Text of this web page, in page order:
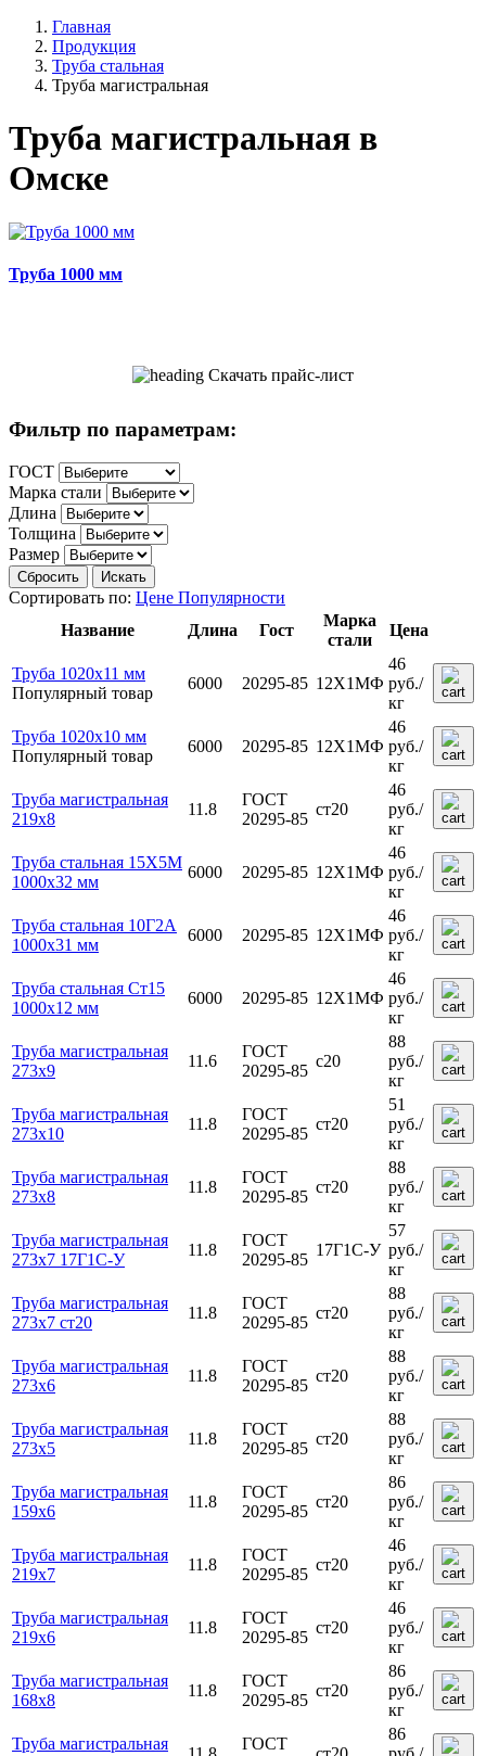
Главная
Продукция
Труба стальная
Труба магистральная
Труба магистральная в
Омске
Труба 1000 мм
Скачать прайс-лист
Фильтр по параметрам:
ГОСТ
Марка стали
Длина
Толщина
Размер
Сбросить Искать
Сортировать по: Цене Популярности
Название
Длина Гост
Марка
стали
Цена
Труба 1020х11 мм
Популярный товар
6000 20295-85 12Х1МФ
46
руб./
кг
Труба 1020х10 мм
Популярный товар
6000 20295-85 12Х1МФ
46
руб./
кг
Труба магистральная
219х8
11.8
ГОСТ
20295-85
ст20
46
руб./
кг
Труба стальная 15Х5М
1000х32 мм
6000 20295-85 12Х1МФ
46
руб./
кг
Труба стальная 10Г2А
1000х31 мм
6000 20295-85 12Х1МФ
46
руб./
кг
Труба стальная Ст15
1000х12 мм
6000 20295-85 12Х1МФ
46
руб./
кг
Труба магистральная
273х9
11.6
ГОСТ
20295-85
с20
88
руб./
кг
Труба магистральная
273х10
11.8
ГОСТ
20295-85
ст20
51
руб./
кг
Труба магистральная
273х8
11.8
ГОСТ
20295-85
ст20
88
руб./
кг
Труба магистральная
273х7 17Г1С-У
11.8
ГОСТ
20295-85
17Г1С-У
57
руб./
кг
Труба магистральная
273х7 ст20
11.8
ГОСТ
20295-85
ст20
88
руб./
кг
Труба магистральная
273х6
11.8
ГОСТ
20295-85
ст20
88
руб./
кг
Труба магистральная
273х5
11.8
ГОСТ
20295-85
ст20
88
руб./
кг
Труба магистральная
159х6
11.8
ГОСТ
20295-85
ст20
86
руб./
кг
Труба магистральная
219х7
11.8
ГОСТ
20295-85
ст20
46
руб./
кг
Труба магистральная
219х6
11.8
ГОСТ
20295-85
ст20
46
руб./
кг
Труба магистральная
168х8
11.8
ГОСТ
20295-85
ст20
86
руб./
кг
Труба магистральная
ГОСТ
86